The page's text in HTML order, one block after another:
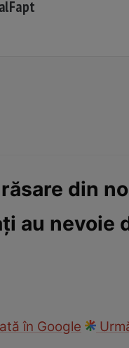
Fapt
din
au nevoie
în Google